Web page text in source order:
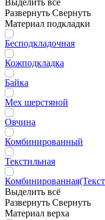
Выделить всё
Развернуть Свернуть
Материал подкладки
Бесподкладочная
Кожподкладка
Байка
Мех шерстяной
Овчина
Комбинированный
Текстильная
Выделить всё
Развернуть Свернуть
Материал верха